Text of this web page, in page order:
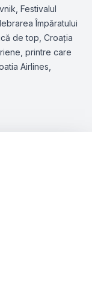
Festivalul
Împăratului
de top, Croația
printre care
Airlines,